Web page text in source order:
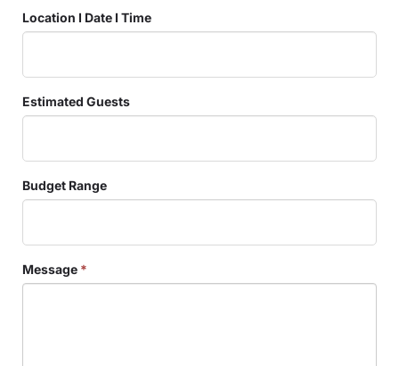
Location I Date I Time
Estimated Guests
Budget Range
Message *